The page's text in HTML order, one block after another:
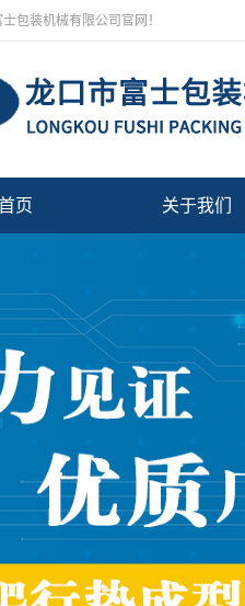
包装机械有限公司官网！
页 关于我们
厂房设备
营业执照